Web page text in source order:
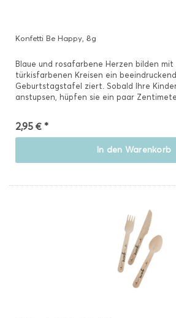
Konfetti Be Happy, 8g
Blaue und rosafarbene Herzen bilden
türkisfarbenen Kreisen ein
Geburtstagstafel ziert. Sobald Ihre
anstupsen, hüpfen sie ein paar
2,95 € *
In den Warenkorb